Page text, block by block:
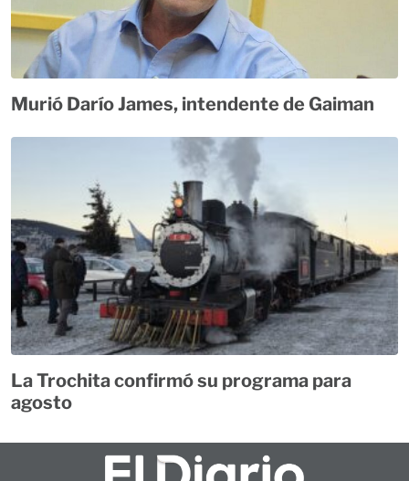
Murió Darío James, intendente de Gaiman
La Trochita confirmó su programa para
agosto